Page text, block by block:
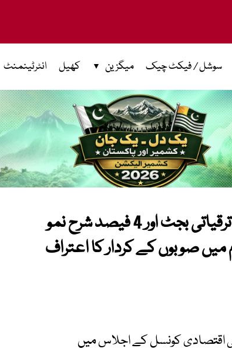
سوشل / فیکٹ چیک میگزین کھیل انٹرٹینمنٹ
این ای سی اجلاس: 3.66 کھرب روپے کے ترقیاتی بجٹ اور 4 فیصد شرح نمو
صوبوں کے کردار کا اعتراف
اقتصادی کونسل کے اجلاس میں